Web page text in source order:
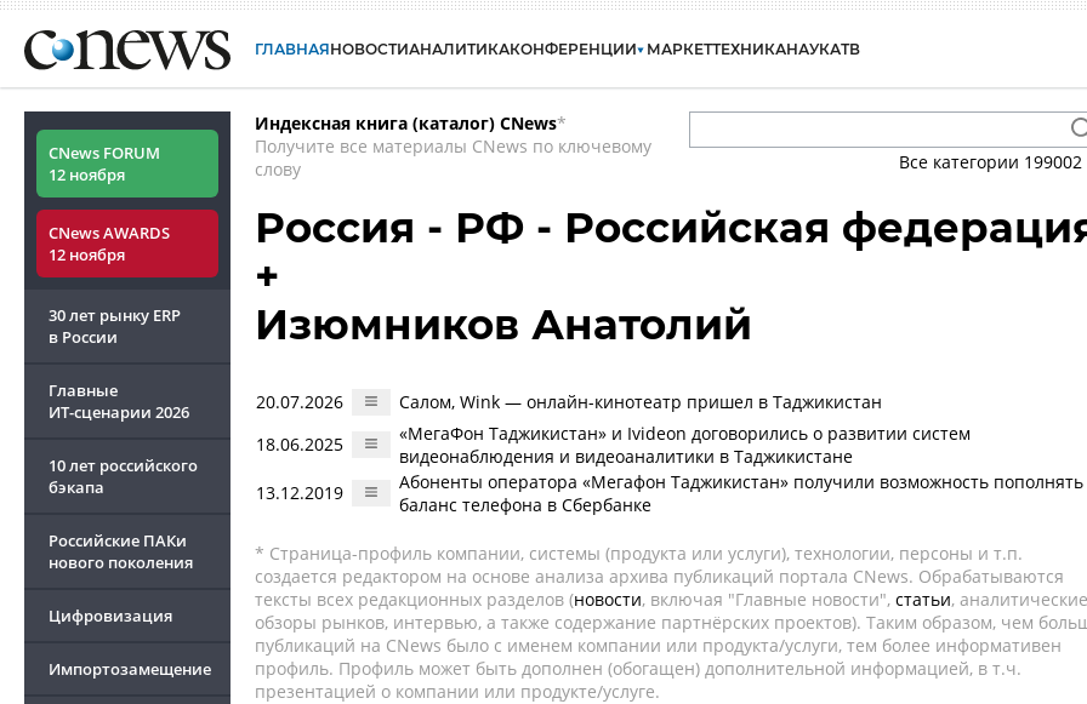
ГЛАВНАЯНОВОСТИАНАЛИТИКАКОНФЕРЕНЦИИ МАРКЕТТЕХНИКАНАУКАТВ
CNews FORUM
12 ноября
CNews AWARDS
12 ноября
30 лет рынку ERP
в России
Главные
ИТ-сценарии 2026
10 лет российского
бэкапа
Российские ПАКи
нового поколения
Цифровизация
Импортозамещение
Индексная книга (каталог) CNews*
Получите все материалы CNews по ключевому
слову
Все категории 199002
Россия - РФ - Российская
+
Изюмников Анатолий
20.07.2026
Салом, Wink — онлайн-кинотеатр пришел в Таджикистан
18.06.2025
«МегаФон Таджикистан» и Ivideon договорились о развитии систем
видеонаблюдения и видеоаналитики в Таджикистане
13.12.2019
Абоненты оператора «Мегафон Таджикистан» получили возможность пополнять
баланс телефона в Сбербанке
* Страница-профиль компании, системы (продукта или услуги), технологии, персоны и т.п.
создается редактором на основе анализа архива публикаций портала CNews. Обрабатываются
тексты всех редакционных разделов (новости, включая "Главные новости", статьи, аналитические
обзоры рынков, интервью, а также содержание партнёрских проектов). Таким образом, чем
публикаций на CNews было с именем компании или продукта/услуги, тем более информативен
профиль. Профиль может быть дополнен (обогащен) дополнительной информацией, в т.ч.
презентацией о компании или продукте/услуге.